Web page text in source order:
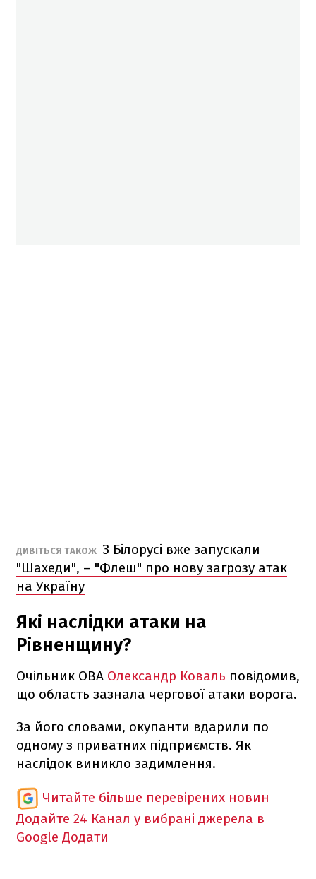
ДИВІТЬСЯ ТАКОЖ З Білорусі вже запускали
"Шахеди", – "Флеш" про нову загрозу атак
на Україну
Які наслідки атаки на
Рівненщину?
Очільник ОВА Олександр Коваль повідомив,
що область зазнала чергової атаки ворога.
За його словами, окупанти вдарили по
одному з приватних підприємств. Як
наслідок виникло задимлення.
Читайте більше перевірених новин
Додайте 24 Канал у вибрані джерела в
Google Додати